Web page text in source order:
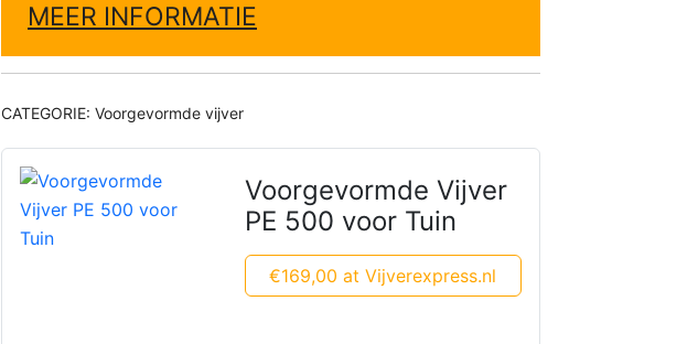
MEER INFORMATIE
CATEGORIE: Voorgevormde vijver
Voorgevormde Vijver
PE 500 voor Tuin
€169,00 at Vijverexpress.nl